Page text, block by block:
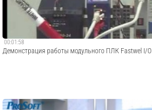
00:01:58
Демонстрация работы модульного ПЛК Fastwel I/O